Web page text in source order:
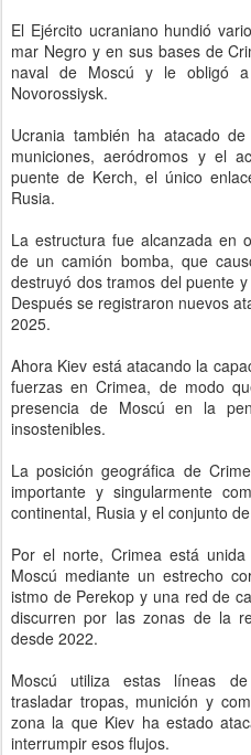
El Ejército ucraniano hundió
mar Negro y en sus bases de
naval de Moscú y le obligó
Novorossiysk.
Ucrania también ha atacado
municiones, aeródromos y el
puente de Kerch, el único
Rusia.
La estructura fue alcanzada en
de un camión bomba, que
destruyó dos tramos del puente
Después se registraron nuevos
2025.
Ahora Kiev está atacando la
fuerzas en Crimea, de modo
presencia de Moscú en la
insostenibles.
La posición geográfica de
importante y singularmente
continental, Rusia y el conjunto
Por el norte, Crimea está
Moscú mediante un estrecho
istmo de Perekop y una red de
discurren por las zonas de la
desde 2022.
Moscú utiliza estas líneas
trasladar tropas, munición y
zona la que Kiev ha estado
interrumpir esos flujos.